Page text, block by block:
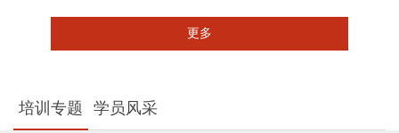
更多
培训专题 学员风采